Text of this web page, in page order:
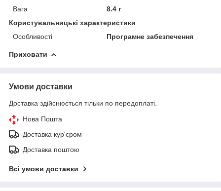
Вага
8.4 г
Користувальницькі характеристики
Особливості
Програмне забезпечення
Приховати
Умови доставки
Доставка здійснюється тільки по передоплаті.
Нова Пошта
Доставка кур'єром
Доставка поштою
Всі умови доставки